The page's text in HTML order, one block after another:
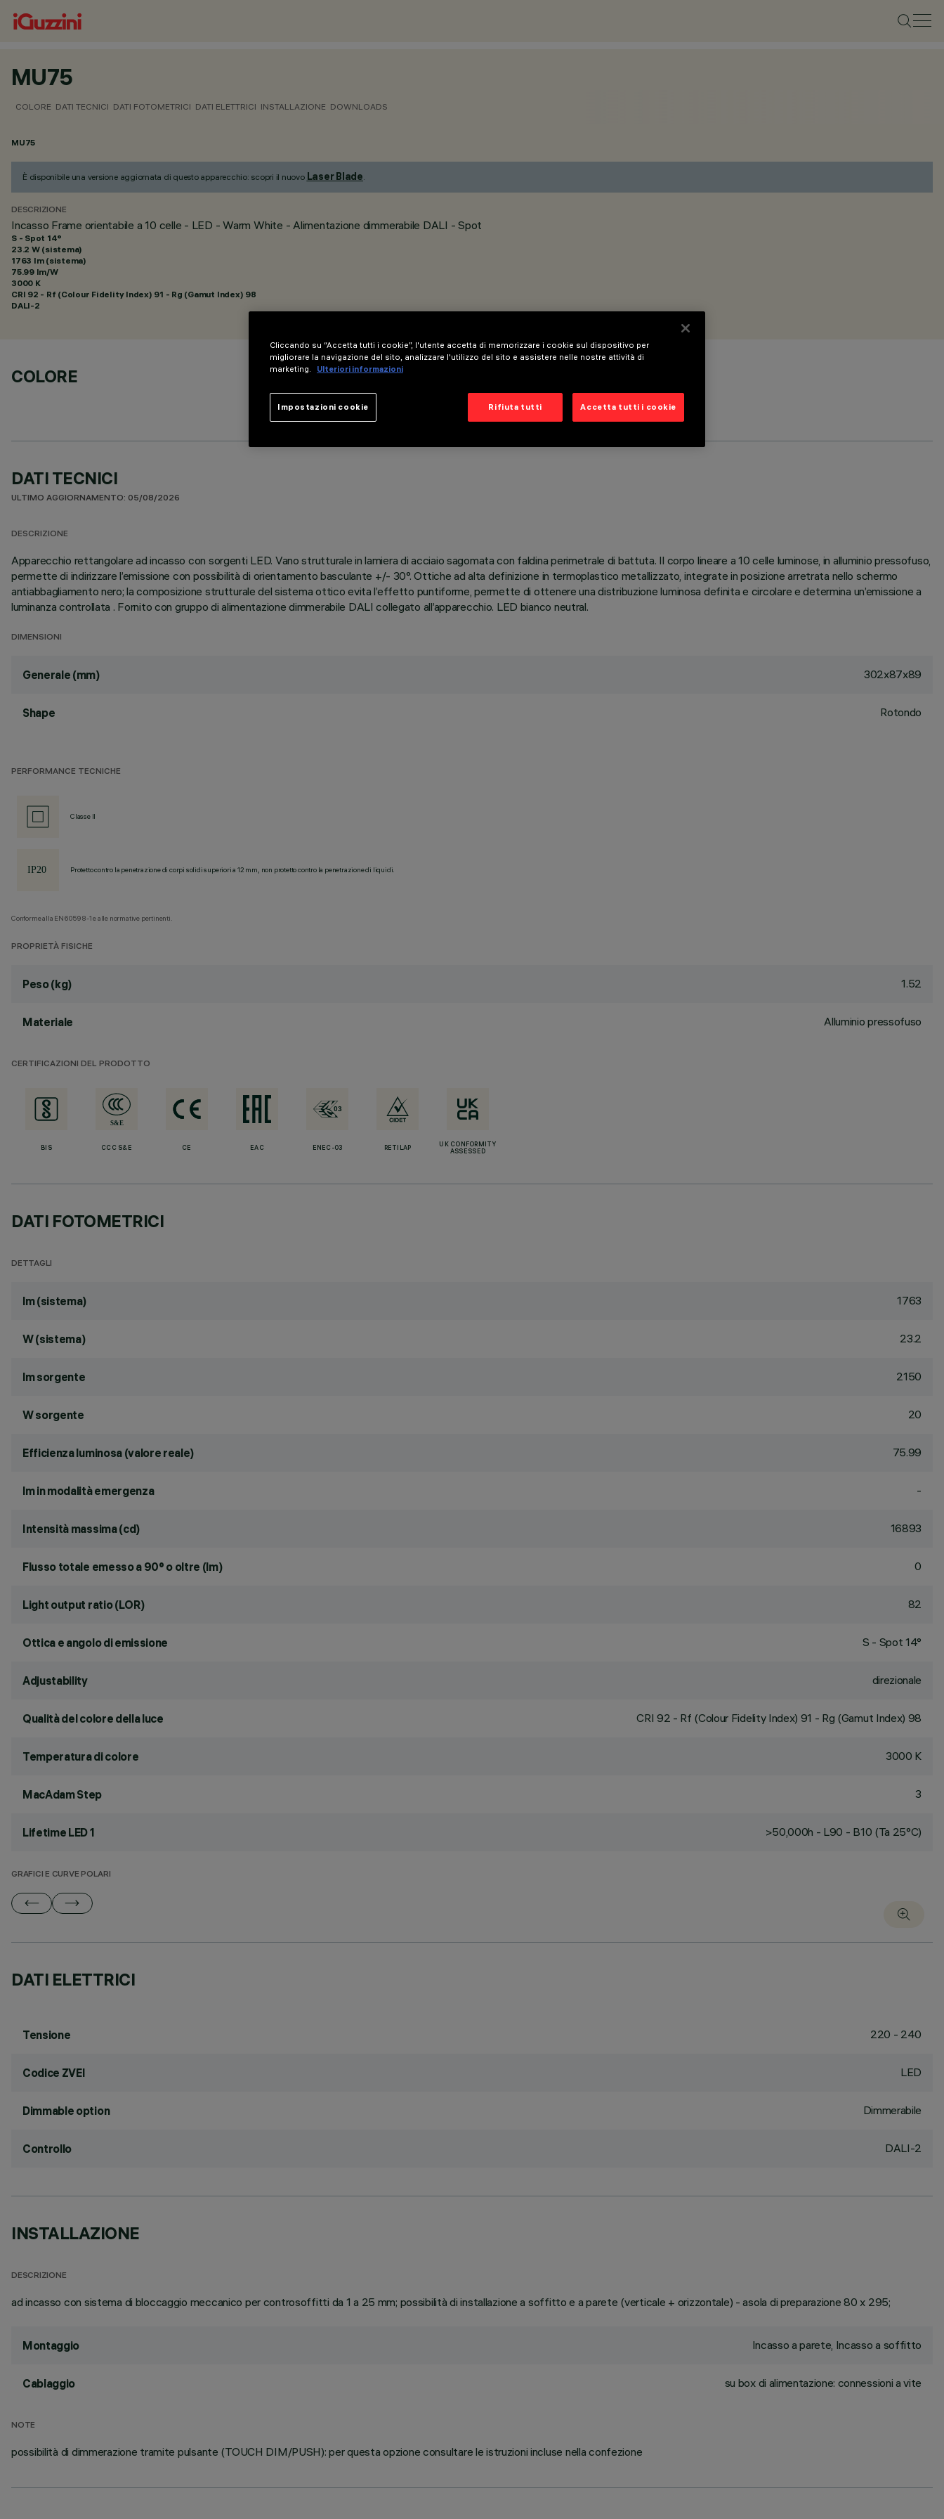
MU75
COLORE DATI TECNICI DATI FOTOMETRICI DATI ELETTRICI INSTALLAZIONE DOWNLOADS
MU75
È disponibile una versione aggiornata di questo apparecchio: scopri il nuovo Laser Blade.
DESCRIZIONE
Incasso Frame orientabile a 10 celle - LED - Warm White - Alimentazione dimmerabile DALI - Spot
S - Spot 14°
23.2 W (sistema)
1763 lm (sistema)
75.99 lm/W
3000 K
CRI 92 - Rf (Colour Fidelity Index) 91 - Rg (Gamut Index) 98
DALI-2
COLORE
DATI TECNICI
ULTIMO AGGIORNAMENTO: 05/08/2026
DESCRIZIONE
Apparecchio rettangolare ad incasso con sorgenti LED. Vano strutturale in lamiera di acciaio sagomata con faldina perimetrale di battuta. Il corpo lineare a 10 celle luminose, in alluminio pressofuso,
permette di indirizzare l’emissione con possibilità di orientamento basculante +/- 30°. Ottiche ad alta definizione in termoplastico metallizzato, integrate in posizione arretrata nello schermo
antiabbagliamento nero; la composizione strutturale del sistema ottico evita l’effetto puntiforme, permette di ottenere una distribuzione luminosa definita e circolare e determina un’emissione a
luminanza controllata . Fornito con gruppo di alimentazione dimmerabile DALI collegato all’apparecchio. LED bianco neutral.
DIMENSIONI
Generale (mm) 302x87x89
Shape Rotondo
PERFORMANCE TECNICHE
Classe II
Protetto contro la penetrazione di corpi solidi superiori a 12 mm, non protetto contro la penetrazione di liquidi.
Conforme alla EN60598-1 e alle normative pertinenti.
PROPRIETÀ FISICHE
Peso (kg) 1.52
Materiale Alluminio pressofuso
CERTIFICAZIONI DEL PRODOTTO
BIS CCC S&E CE EAC ENEC-03 RETILAP
UK CONFORMITY
ASSESSED
DATI FOTOMETRICI
DETTAGLI
lm (sistema) 1763
W (sistema) 23.2
lm sorgente 2150
W sorgente 20
Efficienza luminosa (valore reale) 75.99
lm in modalità emergenza -
Intensità massima (cd) 16893
Flusso totale emesso a 90° o oltre (lm) 0
Light output ratio (LOR) 82
Ottica e angolo di emissione S - Spot 14°
Adjustability direzionale
Qualità del colore della luce CRI 92 - Rf (Colour Fidelity Index) 91 - Rg (Gamut Index) 98
Temperatura di colore 3000 K
MacAdam Step 3
Lifetime LED 1 >50,000h - L90 - B10 (Ta 25°C)
GRAFICI E CURVE POLARI
DATI ELETTRICI
Tensione 220 - 240
Codice ZVEI LED
Dimmable option Dimmerabile
Controllo DALI-2
INSTALLAZIONE
DESCRIZIONE
ad incasso con sistema di bloccaggio meccanico per controsoffitti da 1 a 25 mm; possibilità di installazione a soffitto e a parete (verticale + orizzontale) - asola di preparazione 80 x 295;
Montaggio Incasso a parete, Incasso a soffitto
Cablaggio su box di alimentazione: connessioni a vite
NOTE
possibilità di dimmerazione tramite pulsante (TOUCH DIM/PUSH): per questa opzione consultare le istruzioni incluse nella confezione
Cliccando su “Accetta tutti i cookie”, l'utente accetta di memorizzare i cookie sul dispositivo per
migliorare la navigazione del sito, analizzare l'utilizzo del sito e assistere nelle nostre attività di
marketing.
Ulteriori informazioni
Rifiuta tutti Accetta tutti i cookie
Impostazioni cookie